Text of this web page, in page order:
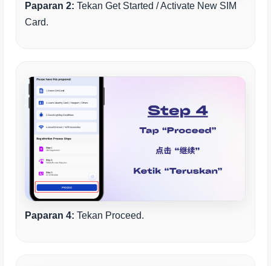
Paparan 2: Tekan Get Started / Activate New SIM
Card.
Paparan 4: Tekan Proceed.